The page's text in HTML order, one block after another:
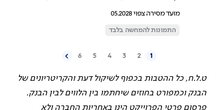
מועד מסירה צפוי 05.2028
התמונות להמחשה בלבד
1
2
3
4
5
6
ט.ל.ח, כל ההטבות בכפוף לשיקול דעת והקריטריונים של
הבנק וכמפורט בחוזים שיחתמו בין הלווים לבין הבנק.
פרסום פרטי הפרוייקט הינו באחריות החברה ולא